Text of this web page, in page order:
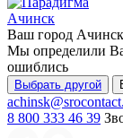
Ачинск
Ваш город
Мы определили
ошиблись
Выбрать другой
8 800 333 46 39